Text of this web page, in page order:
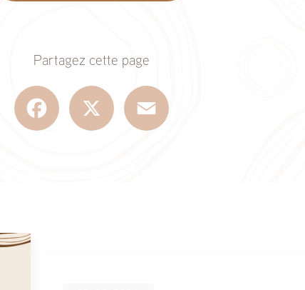
Partagez cette page
Facebook